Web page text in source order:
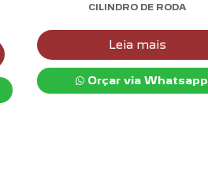
CILINDRO DE RODA
Leia mais
Orçar via Whatsapp